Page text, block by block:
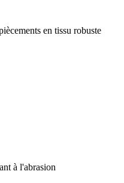
en tissu robuste
à l'abrasion